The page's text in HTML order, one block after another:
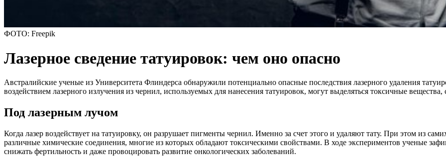
ФОТО: Freepik
Лазерное сведение татуировок: чем оно опасно
Австралийские ученые из Университета Флиндерса обнаружили потенциально опасные последствия лазерного удаления
воздействием лазерного излучения из чернил, используемых для нанесения татуировок, могут выделяться токсичные
Под лазерным лучом
Когда лазер воздействует на татуировку, он разрушает пигменты чернил. Именно за счет этого и удаляют тату. При этом из
различные химические соединения, многие из которых обладают токсическими свойствами. В ходе экспериментов ученые
снижать фертильность и даже провоцировать развитие онкологических заболеваний.